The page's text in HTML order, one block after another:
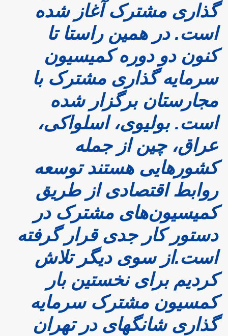
گذاری مشترک آغاز شده
است. در همین راستا تا
کنون دو دوره کمیسیون
سرمایه گذاری مشترک با
مجارستان برگزار شده
است. بولیوی، اسلواکی،
عراق، چین از جمله
کشورهایی هستند توسعه
روابط اقتصادی از طریق
کمیسیون‌های مشترک در
دستور کار جدی قرار گرفته
است.از سوی دیگر تلاش
کردیم برای نخستین بار
کمسیون مشترک سرمایه
گذاری شانگهای در تهران